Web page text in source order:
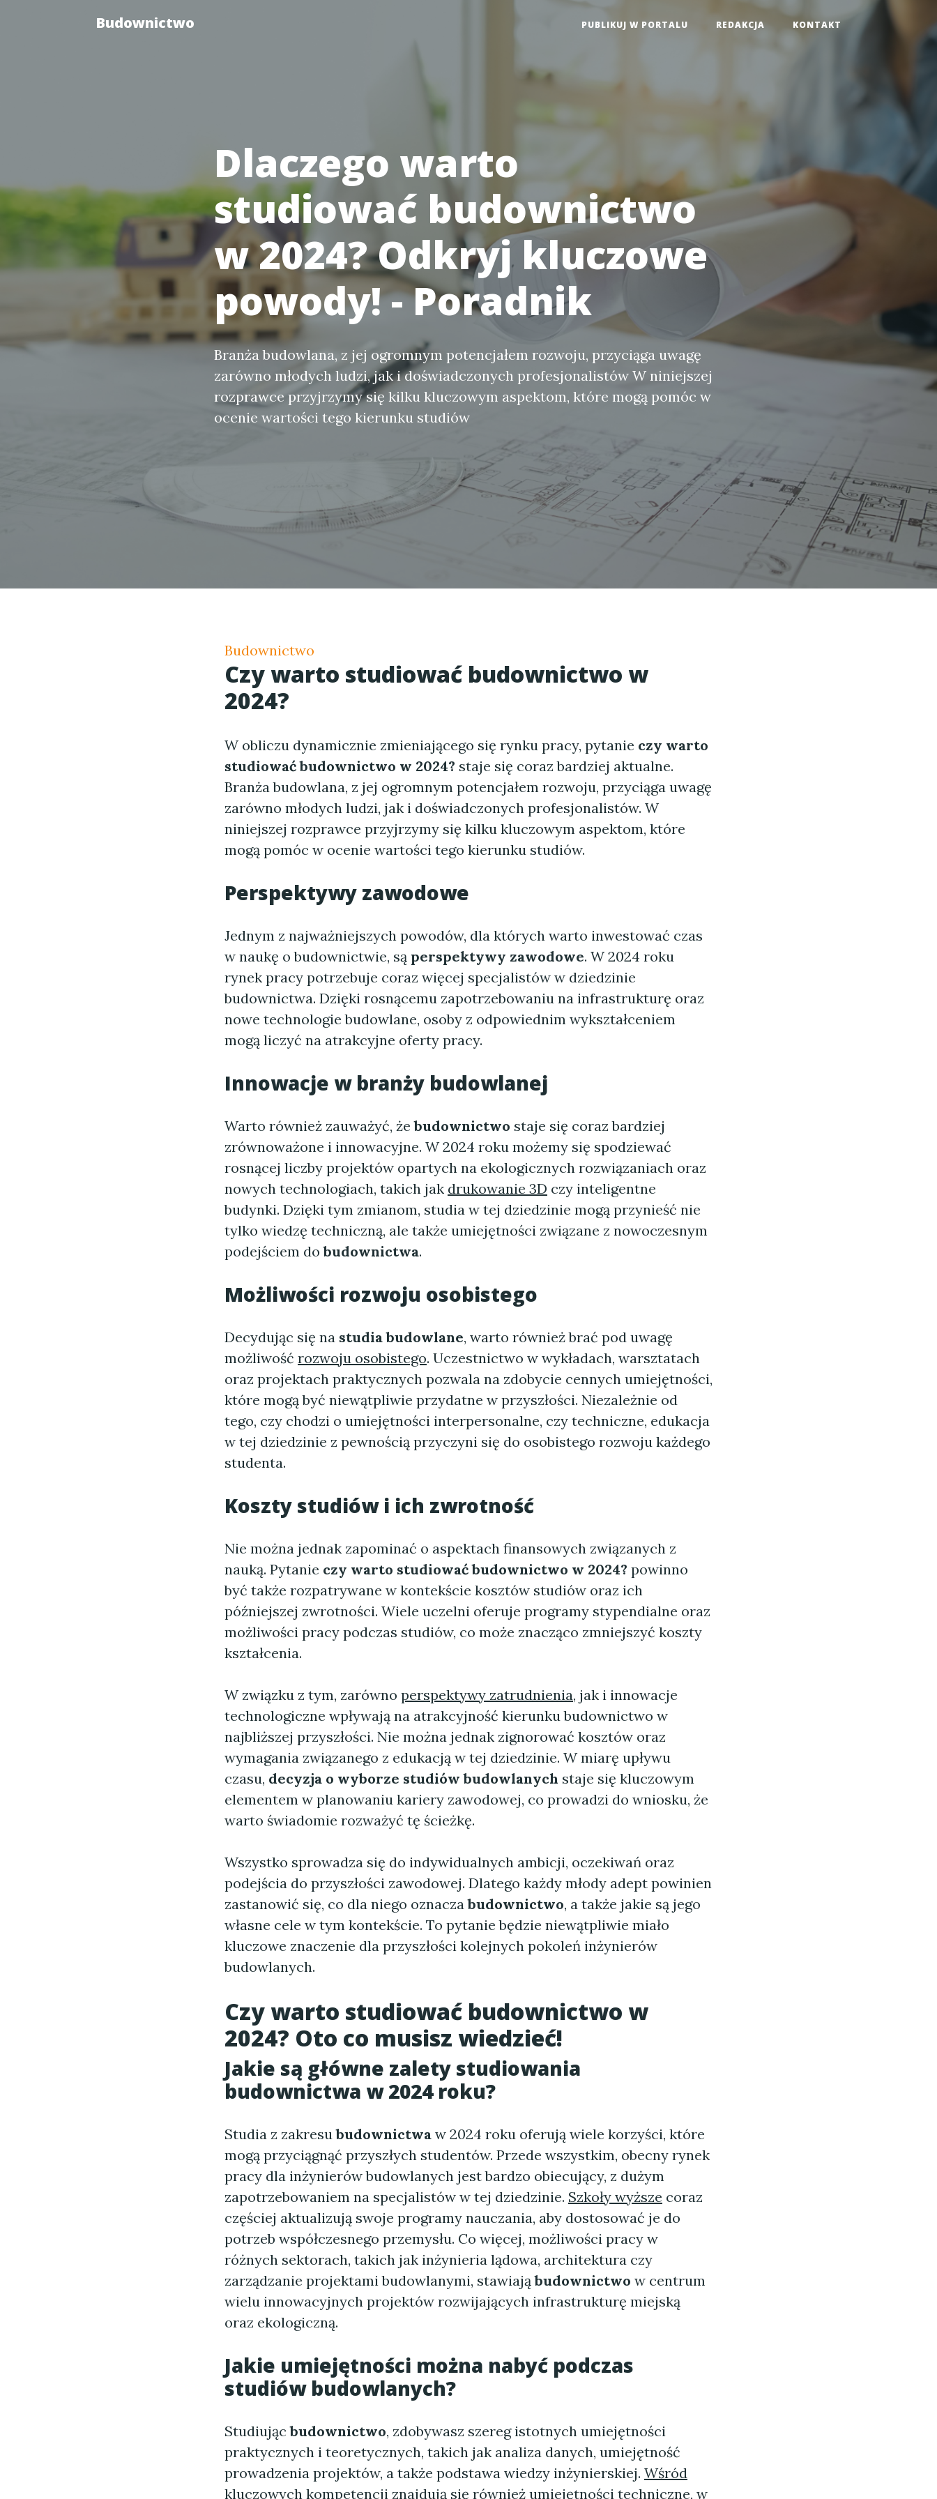
Budownictwo PUBLIKUJ W PORTALU REDAKCJA KONTAKT
Dlaczego warto
studiować budownictwo
w 2024? Odkryj kluczowe
powody! - Poradnik
Branża budowlana, z jej ogromnym potencjałem rozwoju, przyciąga uwagę
zarówno młodych ludzi, jak i doświadczonych profesjonalistów W niniejszej
rozprawce przyjrzymy się kilku kluczowym aspektom, które mogą pomóc w
ocenie wartości tego kierunku studiów
Budownictwo
Czy warto studiować budownictwo w
2024?
W obliczu dynamicznie zmieniającego się rynku pracy, pytanie czy warto
studiować budownictwo w 2024? staje się coraz bardziej aktualne.
Branża budowlana, z jej ogromnym potencjałem rozwoju, przyciąga uwagę
zarówno młodych ludzi, jak i doświadczonych profesjonalistów. W
niniejszej rozprawce przyjrzymy się kilku kluczowym aspektom, które
mogą pomóc w ocenie wartości tego kierunku studiów.
Perspektywy zawodowe
Jednym z najważniejszych powodów, dla których warto inwestować czas
w naukę o budownictwie, są perspektywy zawodowe. W 2024 roku
rynek pracy potrzebuje coraz więcej specjalistów w dziedzinie
budownictwa. Dzięki rosnącemu zapotrzebowaniu na infrastrukturę oraz
nowe technologie budowlane, osoby z odpowiednim wykształceniem
mogą liczyć na atrakcyjne oferty pracy.
Innowacje w branży budowlanej
Warto również zauważyć, żebudownictwo staje się coraz bardziej
zrównoważone i innowacyjne. W 2024 roku możemy się spodziewać
rosnącej liczby projektów opartych na ekologicznych rozwiązaniach oraz
nowych technologiach, takich jak drukowanie 3D czy inteligentne
budynki. Dzięki tym zmianom, studia w tej dziedzinie mogą przynieść nie
tylko wiedzę techniczną, ale także umiejętności związane z nowoczesnym
podejściem dobudownictwa.
Możliwości rozwoju osobistego
Decydując się na studia budowlane, warto również brać pod uwagę
możliwość rozwoju osobistego. Uczestnictwo w wykładach, warsztatach
oraz projektach praktycznych pozwala na zdobycie cennych umiejętności,
które mogą być niewątpliwie przydatne w przyszłości. Niezależnie od
tego, czy chodzi o umiejętności interpersonalne, czy techniczne, edukacja
w tej dziedzinie z pewnością przyczyni się do osobistego rozwoju każdego
studenta.
Koszty studiów i ich zwrotność
Nie można jednak zapominać o aspektach finansowych związanych z
nauką. Pytanie czy warto studiować budownictwo w 2024? powinno
być także rozpatrywane w kontekście kosztów studiów oraz ich
późniejszej zwrotności. Wiele uczelni oferuje programy stypendialne oraz
możliwości pracy podczas studiów, co może znacząco zmniejszyć koszty
kształcenia.
W związku z tym, zarówno perspektywy zatrudnienia, jak i innowacje
technologiczne wpływają na atrakcyjność kierunku budownictwo w
najbliższej przyszłości. Nie można jednak zignorować kosztów oraz
wymagania związanego z edukacją w tej dziedzinie. W miarę upływu
czasu, decyzja o wyborze studiów budowlanych staje się kluczowym
elementem w planowaniu kariery zawodowej, co prowadzi do wniosku, że
warto świadomie rozważyć tę ścieżkę.
Wszystko sprowadza się do indywidualnych ambicji, oczekiwań oraz
podejścia do przyszłości zawodowej. Dlatego każdy młody adept powinien
zastanowić się, co dla niego oznaczabudownictwo, a także jakie są jego
własne cele w tym kontekście. To pytanie będzie niewątpliwie miało
kluczowe znaczenie dla przyszłości kolejnych pokoleń inżynierów
budowlanych.
Czy warto studiować budownictwo w
2024? Oto co musisz wiedzieć!
Jakie są główne zalety studiowania
budownictwa w 2024 roku?
Studia z zakresubudownictwa w 2024 roku oferują wiele korzyści, które
mogą przyciągnąć przyszłych studentów. Przede wszystkim, obecny rynek
pracy dla inżynierów budowlanych jest bardzo obiecujący, z dużym
zapotrzebowaniem na specjalistów w tej dziedzinie. Szkoły wyższe coraz
częściej aktualizują swoje programy nauczania, aby dostosować je do
potrzeb współczesnego przemysłu. Co więcej, możliwości pracy w
różnych sektorach, takich jak inżynieria lądowa, architektura czy
zarządzanie projektami budowlanymi, stawiająbudownictwo w centrum
wielu innowacyjnych projektów rozwijających infrastrukturę miejską
oraz ekologiczną.
Jakie umiejętności można nabyć podczas
studiów budowlanych?
Studiującbudownictwo, zdobywasz szereg istotnych umiejętności
praktycznych i teoretycznych, takich jak analiza danych, umiejętność
prowadzenia projektów, a także podstawa wiedzy inżynierskiej. Wśród
kluczowych kompetencji znajdują się również umiejętności techniczne, w